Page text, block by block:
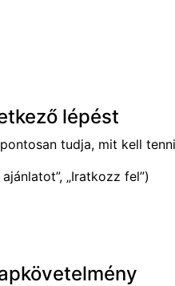
lépést
tudja, mit kell
„Iratkozz fel”)